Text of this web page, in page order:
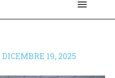
DICEMBRE 19, 2025